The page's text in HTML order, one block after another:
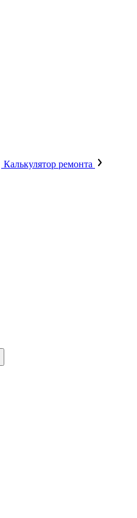
Калькулятор ремонта